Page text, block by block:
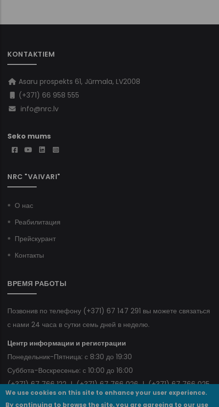
KONTAKTIEM
Asaru prospekts 61, Jūrmala, LV2008
(+371) 66 958 555
info@nrc.lv
Seko mums
NRC "VAIVARI"
О нас
Реабилитация
Прейскурант
Контакты
ВРЕМЯ РАБОТЫ
Позвонив по телефону (+371) 67 147 291 вы можете связаться
с нами 24 часа в сутки семь дней в неделю.
Центр информации и регистрации
Понедельник-Пятница: с 8:30 до 19:30
Суббота-Воскресенье: с 10:00 до 16:00
(+371) 67 766 122|(+371) 67 766 026|(+371) 67 766 025
We use cookies on this site to enhance your user experience.
By continuing to browse the site, you are agreeing to our use